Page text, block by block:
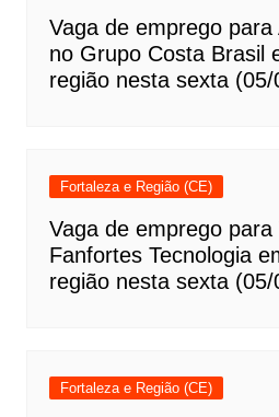
Vaga de emprego para
no Grupo Costa Brasil
região nesta sexta (05/
Fortaleza e Região (CE)
Vaga de emprego para
Fanfortes Tecnologia
região nesta sexta (05/
Fortaleza e Região (CE)